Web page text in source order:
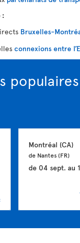
:
Bruxelles-
connexions entre
populaires
Montréal (CA)
de Nantes (FR)
de 04 sept.au